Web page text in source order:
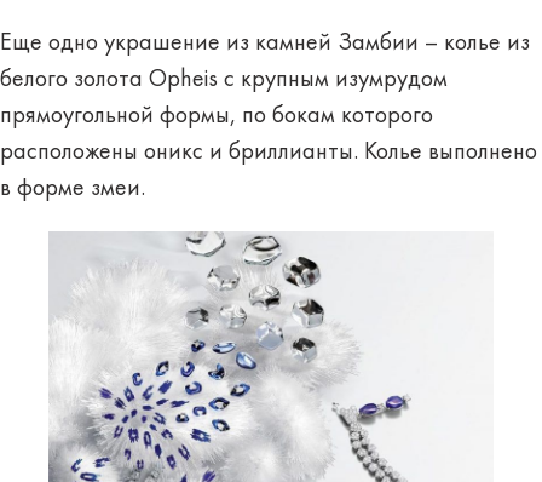
Еще одно украшение из камней Замбии – колье из
белого золота Opheis с крупным изумрудом
прямоугольной формы, по бокам которого
расположены оникс и бриллианты. Колье выполнено
в форме змеи.